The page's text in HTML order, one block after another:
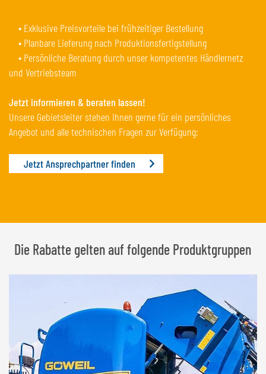
• Exklusive Preisvorteile bei frühzeitiger Bestellung
• Planbare Lieferung nach Produktionsfertigstellung
• Persönliche Beratung durch unser kompetentes Händlernetz
und Vertriebsteam
Jetzt informieren & beraten lassen!
Unsere Gebietsleiter stehen Ihnen gerne für ein persönliches
Angebot und alle technischen Fragen zur Verfügung:
Jetzt Ansprechpartner finden
Die Rabatte gelten auf folgende Produktgruppen